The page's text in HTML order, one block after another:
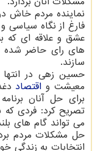
نماینده مردم خاش
فارغ از نگاه سیاسی
عشق و علاقه ای که
های رای حاضر شده
سازند.
حسین زهی در انتها
معیشت و اقتصاد
برای حل آنان
تصریح کرد: فردی که
می تواند گام های
حل مشکلات مردم
انتخابات به زندگی